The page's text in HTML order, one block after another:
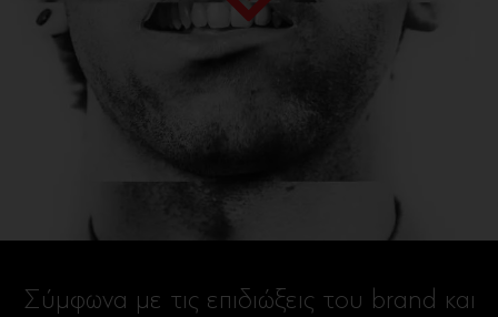
Σύμφωνα με τις επιδιώξεις του brand και